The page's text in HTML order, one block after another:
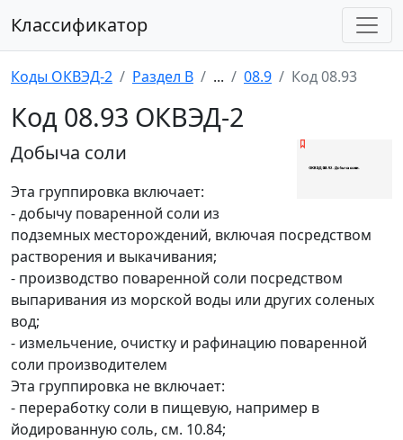
Классификатор
Коды ОКВЭД-2 Раздел B ... 08.9 Код 08.93
Код 08.93 ОКВЭД-2
Добыча соли
Эта группировка включает:
- добычу поваренной соли из
подземных месторождений, включая посредством
растворения и выкачивания;
- производство поваренной соли посредством
выпаривания из морской воды или других соленых
вод;
- измельчение, очистку и рафинацию поваренной
соли производителем
Эта группировка не включает:
- переработку соли в пищевую, например в
йодированную соль, см. 10.84;